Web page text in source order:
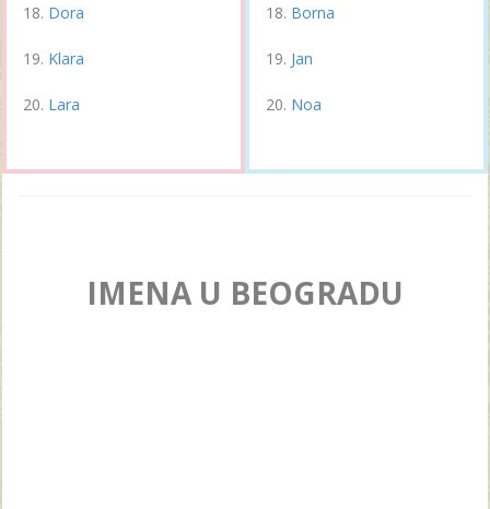
Dora
Klara
Lara
Borna
Jan
Noa
IMENA U BEOGRADU